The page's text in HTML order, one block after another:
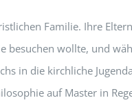
Familie. Ihre
besuchen wollte, und
in die kirchliche
auf Master in